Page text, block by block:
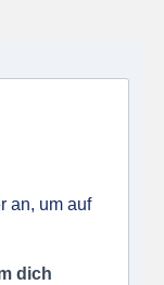
an, um auf
dich